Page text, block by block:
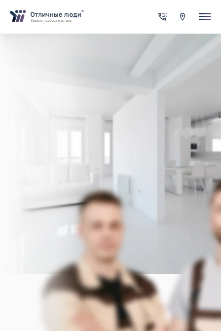
За каждый оформленный заказ вы получаете Cash-back на
счет
Опишите задачу
Прикрепить фото (до 5 шт.)
(Подсказка: фото помогут мастеру
точнее оценить задачу)
Заказать